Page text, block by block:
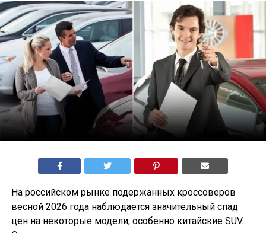
На российском рынке подержанных кроссоверов
весной 2026 года наблюдается значительный спад
цен на некоторые модели, особенно китайские SUV.